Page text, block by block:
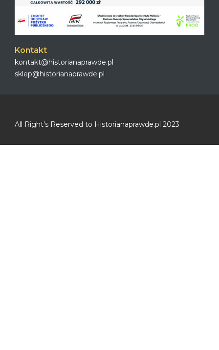
Kontakt
kontakt@historianaprawde.pl
sklep@historianaprawde.pl
All Right’s Reserved to Historianaprawde.pl 2023